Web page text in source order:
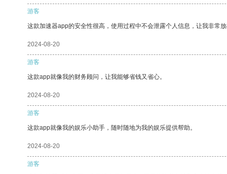
游客
这款加速器app的安全性很高，使用过程中不会泄露个人信息，让我非常
2024-08-20
游客
这款app就像我的财务顾问，让我能够省钱又省心。
2024-08-20
游客
这款app就像我的娱乐小助手，随时随地为我的娱乐提供帮助。
2024-08-20
游客